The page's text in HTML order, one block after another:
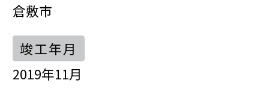
倉敷市
竣工年月
2019年11月